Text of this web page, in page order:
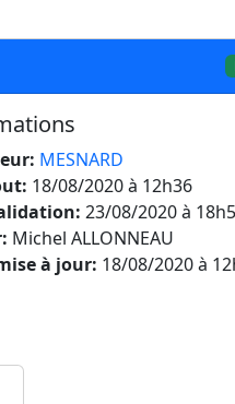
MESNARD
18/08/2020 à 12h36
23/08/2020 à
Michel ALLONNEAU
à jour: 18/08/2020 à